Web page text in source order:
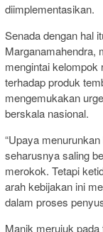
diimplementasikan.
Senada dengan hal
Marganamahendra,
mengintai kelompok
terhadap produk
mengemukakan
berskala nasional.
“Upaya
seharusnya saling
merokok. Tetapi
arah kebijakan ini
dalam proses
Manik merujuk